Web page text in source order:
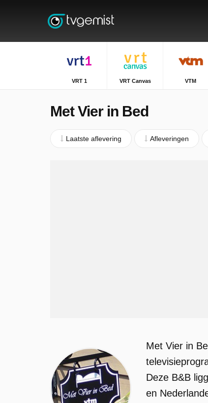
VRT 1 VRT Canvas VTM
Met Vier in Bed
Laatste aflevering Afleveringen
Met Vier in
Deze B&B
en